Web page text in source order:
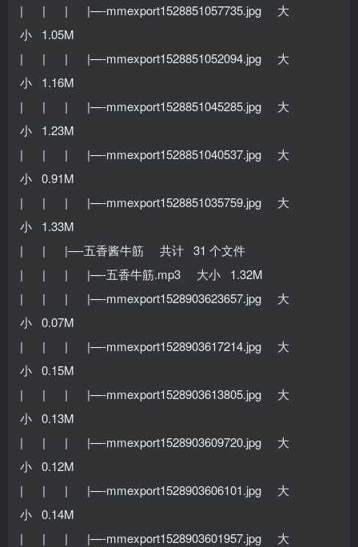
| | | |—-mmexport1528851057735.jpg 大
小 1.05M
| | | |—-mmexport1528851052094.jpg 大
小 1.16M
| | | |—-mmexport1528851045285.jpg 大
小 1.23M
| | | |—-mmexport1528851040537.jpg 大
小 0.91M
| | | |—-mmexport1528851035759.jpg 大
小 1.33M
| | |—-五香酱牛筋 共计 31 个文件
| | | |—-五香牛筋.mp3 大小 1.32M
| | | |—-mmexport1528903623657.jpg 大
小 0.07M
| | | |—-mmexport1528903617214.jpg 大
小 0.15M
| | | |—-mmexport1528903613805.jpg 大
小 0.13M
| | | |—-mmexport1528903609720.jpg 大
小 0.12M
| | | |—-mmexport1528903606101.jpg 大
小 0.14M
| | | |—-mmexport1528903601957.jpg 大